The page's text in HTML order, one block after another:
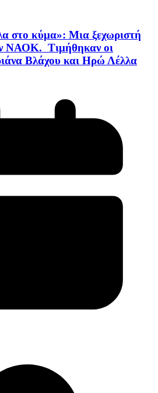
στο κύμα»: Μια ξεχωριστή
ΝΑΟΚ. Τιμήθηκαν οι
Βλάχου και Ηρώ Λέλλα